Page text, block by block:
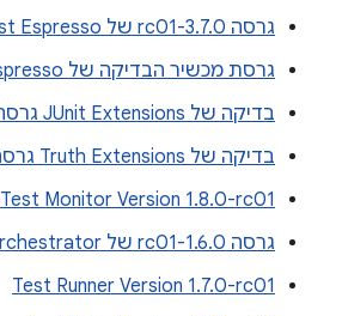
גרסה 3.7.0-rc01 של Test Espresso
גרסת מכשיר הבדיקה של Espresso‏ 1.1.0-rc01
בדיקה של JUnit Extensions גרסה 1.3.0-rc01
בדיקה של Truth Extensions גרסה 1.7.0-rc01
Test Monitor Version 1.8.0-rc01
גרסה 1.6.0-rc01 של Test Orchestrator
Test Runner Version 1.7.0-rc01